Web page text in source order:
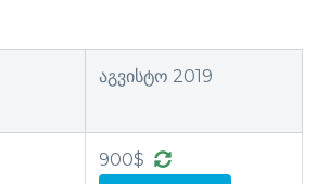
აგვისტო 2019
900$